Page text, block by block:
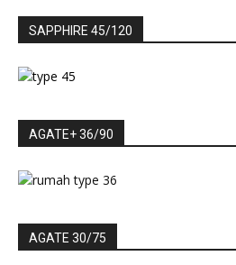
SAPPHIRE 45/120
AGATE+ 36/90
AGATE 30/75